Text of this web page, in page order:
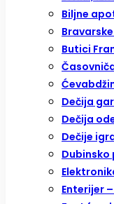
Biljne
Butici
Dečija
Dečija
Dečije
Dubinsko
Enterijer